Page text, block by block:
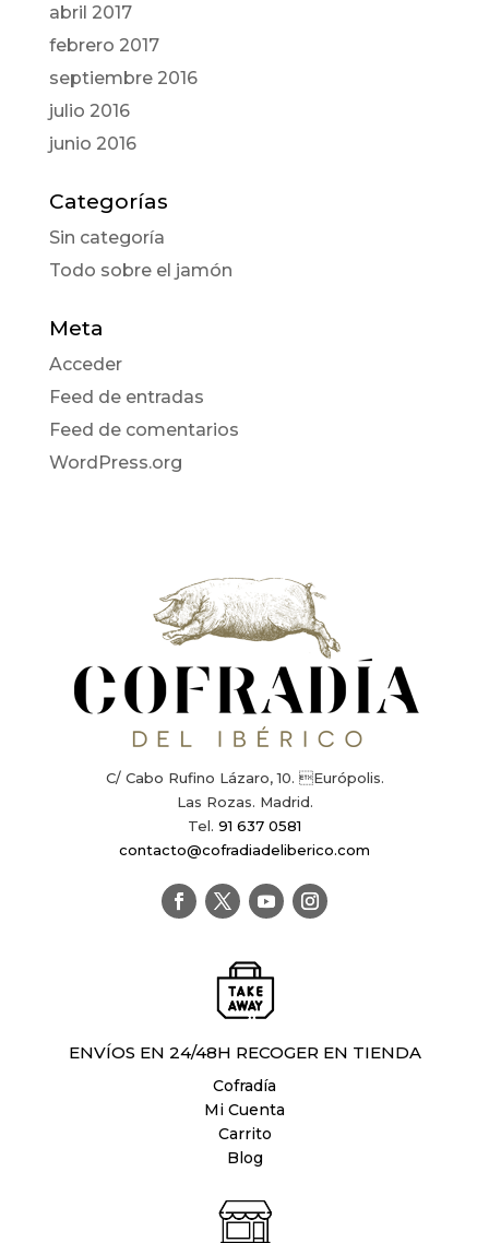
abril 2017
febrero 2017
septiembre 2016
julio 2016
junio 2016
Categorías
Sin categoría
Todo sobre el jamón
Meta
Acceder
Feed de entradas
Feed de comentarios
WordPress.org
C/ Cabo Rufino Lázaro, 10. Európolis.
Las Rozas. Madrid.
Tel. 91 637 0581
contacto@cofradiadeliberico.com
ENVÍOS EN 24/48H RECOGER EN TIENDA
Cofradía
Mi Cuenta
Carrito
Blog